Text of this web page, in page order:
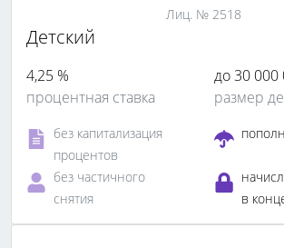
Лиц. № 2518
Детский
4,25 %
процентная ставка
до 30 000
размер
без капитализация
процентов
без частичного
снятия
в